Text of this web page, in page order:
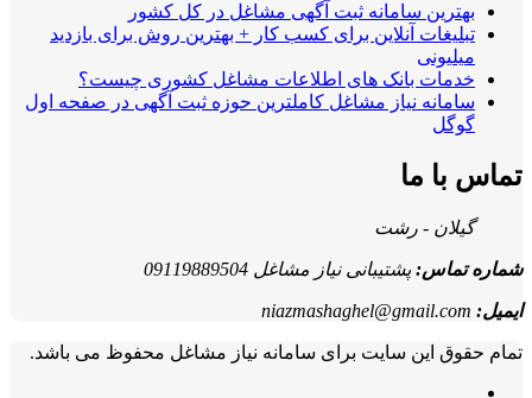
بهترین سامانه ثبت آگهی مشاغل در کل کشور
تبلیغات آنلاین برای کسب کار + بهترین روش برای بازدید
میلیونی
خدمات بانک های اطلاعات مشاغل کشوری چیست؟
سامانه نیاز مشاغل کاملترین حوزه ثبت آگهی در صفحه اول
گوگل
تماس با ما
گیلان - رشت
شماره تماس:پشتیبانی نیاز مشاغل 09119889504
ایمیل: niazmashaghel@gmail.com
تمام حقوق این سایت برای سامانه نیاز مشاغل محفوظ می باشد.